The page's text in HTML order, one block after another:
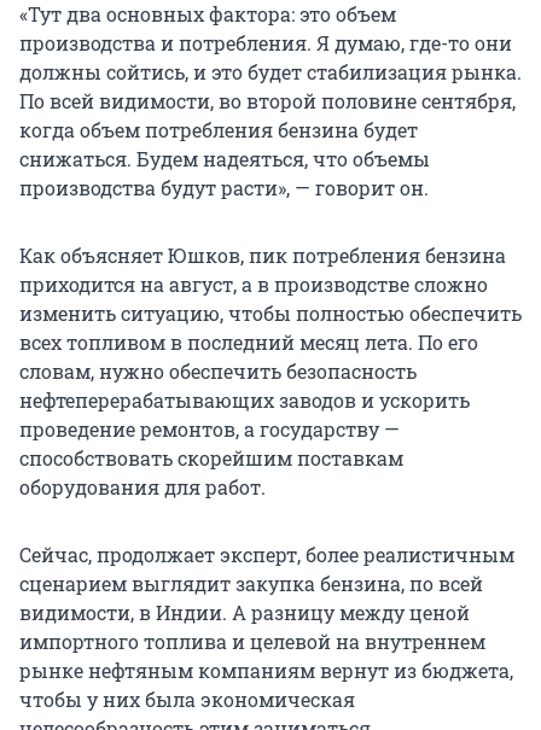
«Тут два основных фактора: это объем
производства и потребления. Я думаю, где-то они
должны сойтись, и это будет стабилизация рынка.
По всей видимости, во второй половине сентября,
когда объем потребления бензина будет
снижаться. Будем надеяться, что объемы
производства будут расти», — говорит он.
Как объясняет Юшков, пик потребления бензина
приходится на август, а в производстве сложно
изменить ситуацию, чтобы полностью обеспечить
всех топливом в последний месяц лета. По его
словам, нужно обеспечить безопасность
нефтеперерабатывающих заводов и ускорить
проведение ремонтов, а государству —
способствовать скорейшим поставкам
оборудования для работ.
Сейчас, продолжает эксперт, более реалистичным
сценарием выглядит закупка бензина, по всей
видимости, в Индии. А разницу между ценой
импортного топлива и целевой на внутреннем
рынке нефтяным компаниям вернут из бюджета,
чтобы у них была экономическая